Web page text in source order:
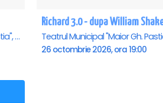
Teatrul Municipal "Maior Gh. Pastia", Focsani
26 octombrie 2026, ora 19:00